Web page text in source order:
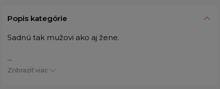
Popis kategórie
Sadnú tak mužovi ako aj žene.
...
Zobraziť viac